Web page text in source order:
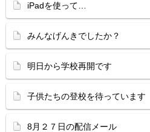
iPadを使って…
みんなげんきでしたか？
明日から学校再開です
子供たちの登校を待っています
8月２７日の配信メール